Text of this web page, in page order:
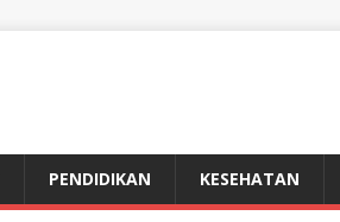
PENDIDIKAN KESEHATAN